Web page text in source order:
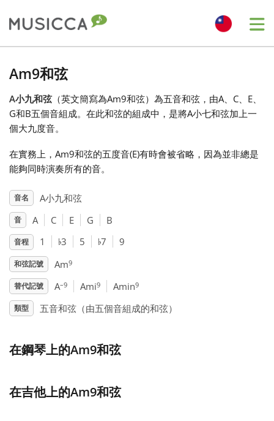
Български
English
Español
Am9和弦
A小九和弦 （英文簡寫為Am9和弦）為五音和弦，由A、C、E、
G和B五個音組成。在此和弦的組成中，是將A小七和弦加上一
個大九度音。
在實務上，Am9和弦的五度音(E)有時會被省略，因為並非總是
能夠同時演奏所有的音。
音名 A小九和弦
音 A C E G B
音程 1 ♭3 5 ♭7 9
和弦記號 Am9
替代記號 A–9 Ami9 Amin9
類型 五音和弦（由五個音組成的和弦）
在鋼琴上的Am9和弦
在吉他上的Am9和弦